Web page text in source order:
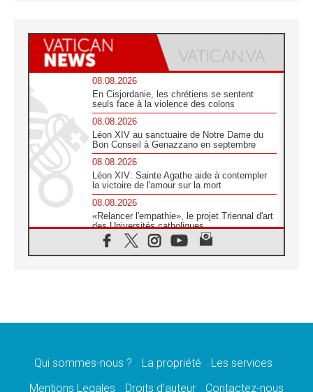
08.08.2026
En Cisjordanie, les chrétiens se sentent
seuls face à la violence des colons
08.08.2026
Léon XIV au sanctuaire de Notre Dame du
Bon Conseil à Genazzano en septembre
08.08.2026
Léon XIV: Sainte Agathe aide à contempler
la victoire de l'amour sur la mort
08.08.2026
«Relancer l'empathie», le projet Triennal d'art
des Universités catholiques
08.08.2026
Signis 2026, donner la parole aux religieuses
07.08.2026
07.08.2026
de l'Assomption et mémoire nationale
Qui sommes-nous ? La propriété
Les services
Mentions Legales
Droits d’auteur Contactez-nous